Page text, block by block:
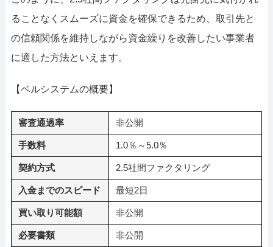
ることなくスムーズに資金を確保できるため、取引先と
の信頼関係を維持しながら資金繰りを改善したい事業者
に適した方法といえます。
【ベルシステムの概要】
審査通過率 非公開
手数料 1.0％～5.0％
契約方式 2.5社間ファクタリング
入金までのスピード 最短2日
買い取り可能額 非公開
必要書類 非公開